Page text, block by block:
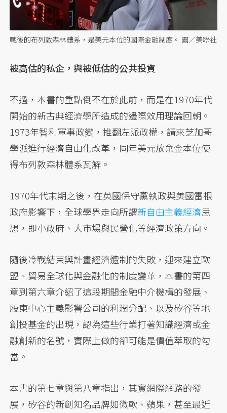
戰後的布列敦森林體系，是美元本位的國際金融制度。 圖／美聯社
被高估的私企，與被低估的公共投資
不過，本書的重點倒不在於此前，而是在1970年代
開始的新古典經濟學所造成的邊際效用理論回朝。
1973年智利軍事政變，推翻左派政權，請來芝加哥
學派進行經濟自由化改革，同年美元放棄金本位使
得布列敦森林體系瓦解。
1970年代末期之後，在英國保守黨執政與美國雷根
政府影響下，全球學界走向所謂新自由主義經濟思
想，即小政府、大市場與民營化等經濟政策方向。
隨後冷戰結束與計畫經濟體制的失敗，迎來建立歐
盟、貿易全球化與金融化的制度變革，本書的第四
章到第六章介紹了這段期間金融中介機構的發展、
股東中心主義影響公司的利潤分配、以及矽谷等地
創投基金的出現，認為這些行業打著知識經濟或金
融創新的名號，實際上做的卻可能是價值萃取的勾
當。
本書的第七章與第八章指出，其實網際網路的發
展，矽谷的新創知名品牌如微軟、蘋果，甚至最近